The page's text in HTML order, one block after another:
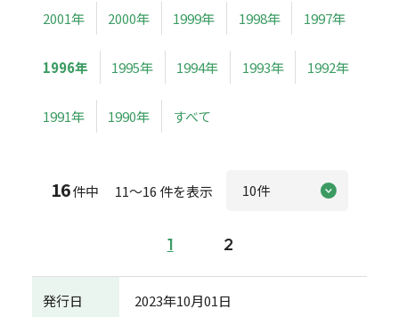
2001年 2000年 1999年 1998年 1997年
1996年 1995年 1994年 1993年 1992年
1991年 1990年 すべて
16件中 11～16 件を表示
1 2
発行日 2023年10月01日